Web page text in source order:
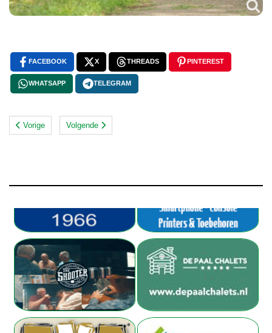
FACEBOOK X THREADS PINTEREST
WHATSAPP TELEGRAM
Vorige Volgende